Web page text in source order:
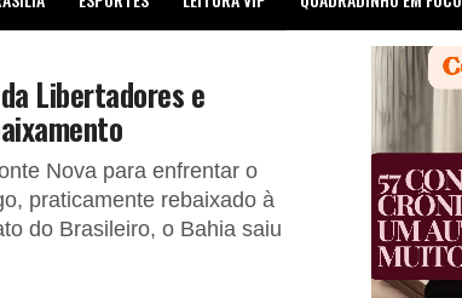
Libertadores e
Nova para enfrentar o
praticamente rebaixado à
do Brasileiro, o Bahia saiu